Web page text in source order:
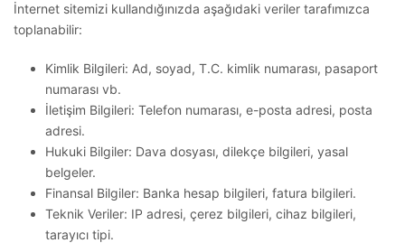
İnternet sitemizi kullandığınızda aşağıdaki veriler tarafımızca
toplanabilir:
Kimlik Bilgileri: Ad, soyad, T.C. kimlik numarası, pasaport
numarası vb.
İletişim Bilgileri: Telefon numarası, e-posta adresi, posta
adresi.
Hukuki Bilgiler: Dava dosyası, dilekçe bilgileri, yasal
belgeler.
Finansal Bilgiler: Banka hesap bilgileri, fatura bilgileri.
Teknik Veriler: IP adresi, çerez bilgileri, cihaz bilgileri,
tarayıcı tipi.​